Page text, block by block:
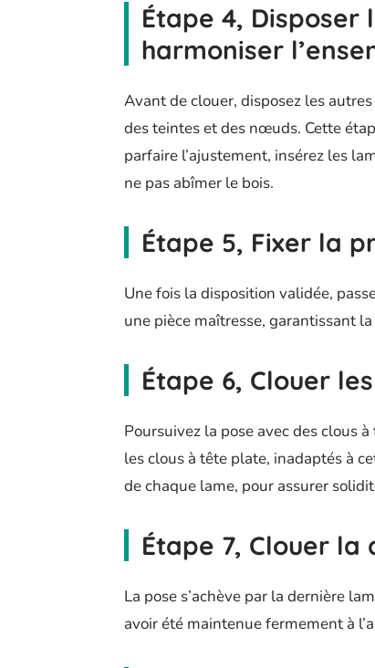
Étape 4,
harmoniser
Avant de clouer, disposez les
des teintes et des nœuds. Cette
parfaire l’ajustement, insérez les
ne pas abîmer le bois.
Étape 5, Fixer la
Une fois la disposition validée,
une pièce maîtresse, garantissant
Étape 6, Clouer
Poursuivez la pose avec des clous
les clous à tête plate, inadaptés à
de chaque lame, pour assurer
Étape 7, Clouer
La pose s’achève par la dernière
avoir été maintenue fermement à